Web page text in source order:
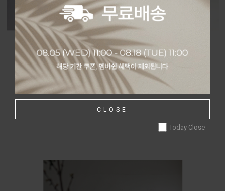
CLOSE
Today Close